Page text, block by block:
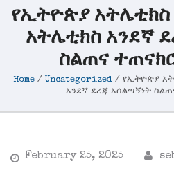
የኢትዮጵያ
አትሌቲክስ አንደኛ
ስልጠና
Home / Uncategorized / የኢትዮጵያ
አንደኛ ደረጃ አሰልጣኝነት
February 25, 2025